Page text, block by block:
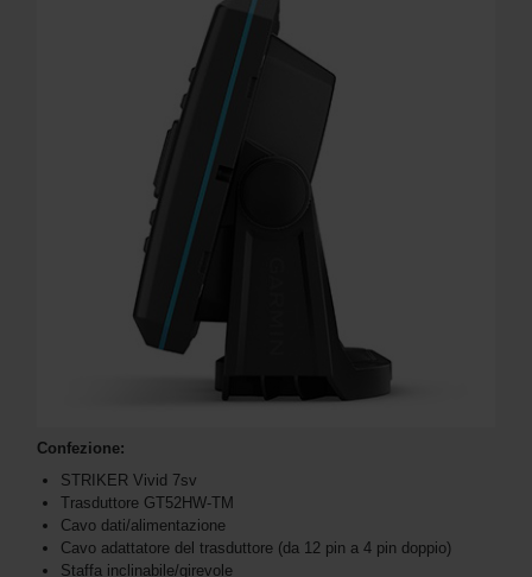
Confezione:
STRIKER Vivid 7sv
Trasduttore GT52HW-TM
Cavo dati/alimentazione
Cavo adattatore del trasduttore (da 12 pin a 4 pin doppio)
Staffa inclinabile/girevole